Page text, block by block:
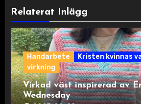
Relaterat Inlägg
Handarbete
Kristen kvinnas
virkning
Virkad väst inspirerad av
Wednesday